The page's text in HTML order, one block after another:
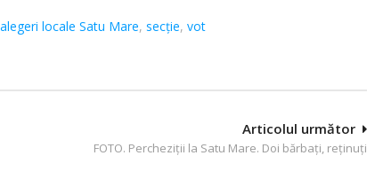
alegeri locale Satu Mare, secție, vot
Articolul următor
FOTO. Percheziții la Satu Mare. Doi bărbați, reținuți